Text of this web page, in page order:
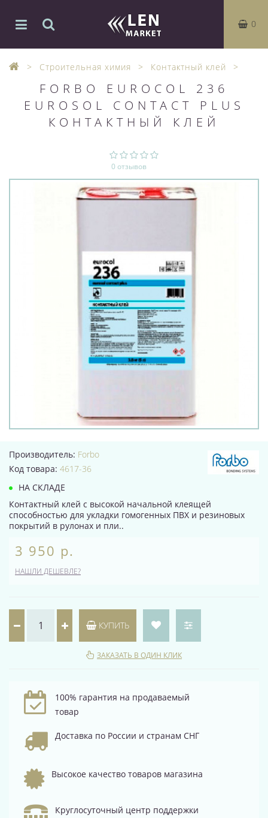
0
Строительная химия Контактный клей
FORBO EUROCOL 236
EUROSOL CONTACT PLUS
КОНТАКТНЫЙ КЛЕЙ
0 отзывов
Производитель: Forbo
Код товара: 4617-36
НА СКЛАДЕ
Контактный клей с высокой начальной клеящей
способностью для укладки гомогенных ПВХ и резиновых
покрытий в рулонах и пли..
3 950 р.
НАШЛИ ДЕШЕВЛЕ?
КУПИТЬ
ЗАКАЗАТЬ В ОДИН КЛИК
100% гарантия на продаваемый
товар
Доставка по России и странам СНГ
Высокое качество товаров магазина
Круглосуточный центр поддержки